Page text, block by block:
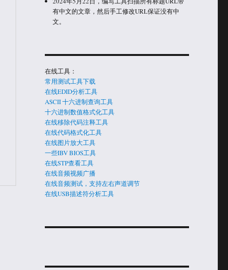
有中文的文章，然后手工修改URL保证没有中
文。
在线工具：
常用测试工具下载
在线EDID分析工具
ASCII 十六进制查询工具
十六进制数值格式化工具
在线移除代码注释工具
在线代码格式化工具
在线图片放大工具
一些IBV BIOS工具
在线STP查看工具
在线音频视频广播
在线音频测试，支持左右声道调节
在线USB描述符分析工具